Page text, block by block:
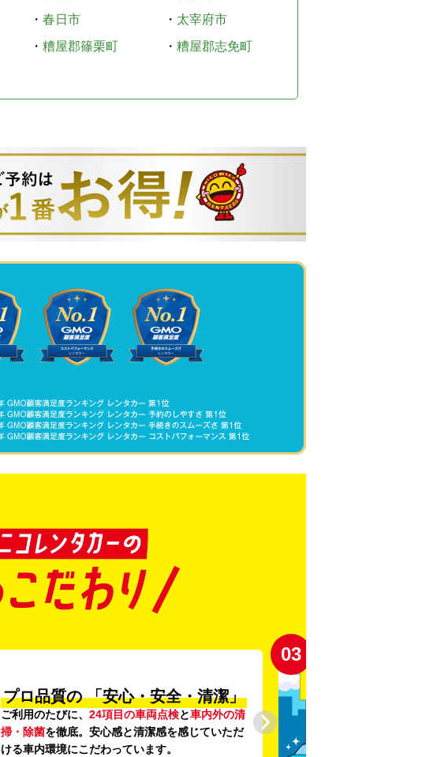
・ 春日市 ・ 太宰府市
・ 糟屋郡篠栗町 ・ 糟屋郡志免町
プロ品質の 「安心・安全・清潔」
ご利用のたびに、 24項目の車両点検と車内外の清
掃・除菌を徹底。安心感と清潔感を感じていただ
ける車内環境にこだわっています。
03